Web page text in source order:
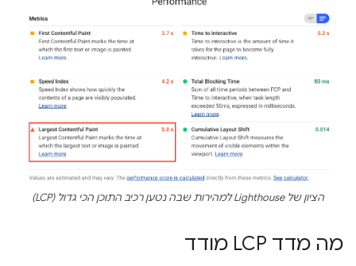
הציון של Lighthouse למהירות שבה נטען רכיב התוכן הכי גדול (LCP)
מה מדד LCP מודד